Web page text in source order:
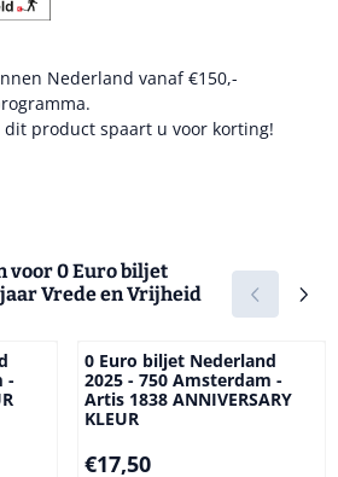
Nederland vanaf €150,-
dit product spaart u voor korting!
voor0 Euro biljet
Vrede en Vrijheid
-
0 Euro biljet Nederland
2025 - 750 Amsterdam -
Artis 1838 ANNIVERSARY
KLEUR
Prijs: 17,50
€17,50